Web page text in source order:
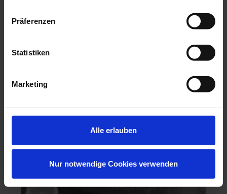
Präferenzen
Statistiken
Marketing
Alle erlauben
Nur notwendige Cookies verwenden
06.11.26 - 07.11.26
Dr. Hanni Lohmar